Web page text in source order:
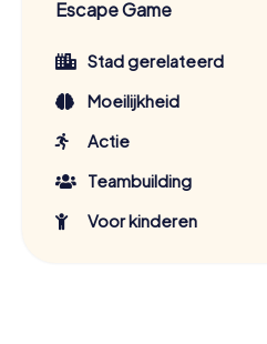
Escape Game
Stad gerelateerd
Moeilijkheid
Actie
Teambuilding
Voor kinderen